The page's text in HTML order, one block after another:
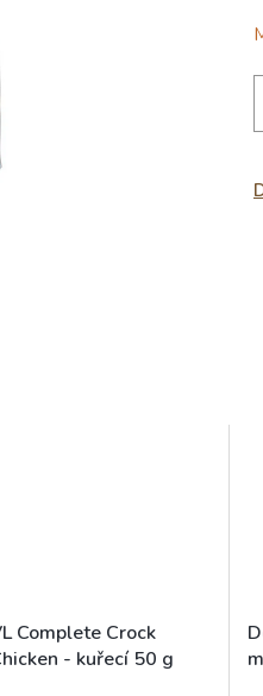
Complete Crock
- kuřecí 50 g